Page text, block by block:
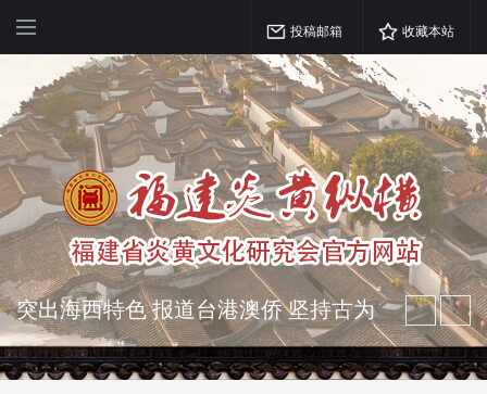
投稿邮箱 收藏本站
突出海西特色 报道台港澳侨 坚持古为
今用 力求雅俗共赏
弘扬优秀文化 振奋民族精神 介绍民族